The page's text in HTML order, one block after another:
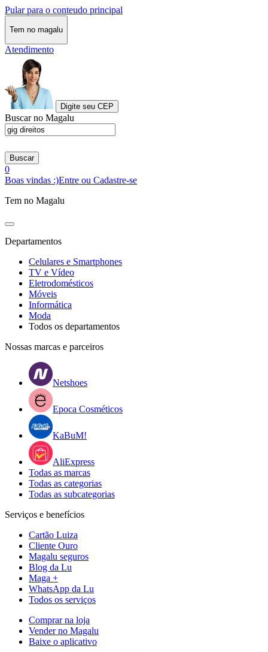
Pular para o conteudo principal
Tem no magalu
Atendimento
Digite seu CEP
Buscar no Magalu
Buscar
0
Boas vindas :)Entre ou Cadastre-se
Tem no Magalu
Departamentos
Celulares e Smartphones
TV e Vídeo
Eletrodomésticos
Móveis
Informática
Moda
Todos os departamentos
Nossas marcas e parceiros
Netshoes
Epoca Cosméticos
KaBuM!
AliExpress
Todas as marcas
Todas as categorias
Todas as subcategorias
Serviços e benefícios
Cartão Luiza
Cliente Ouro
Magalu seguros
Blog da Lu
Maga +
WhatsApp da Lu
Todos os serviços
Comprar na loja
Vender no Magalu
Baixe o aplicativo